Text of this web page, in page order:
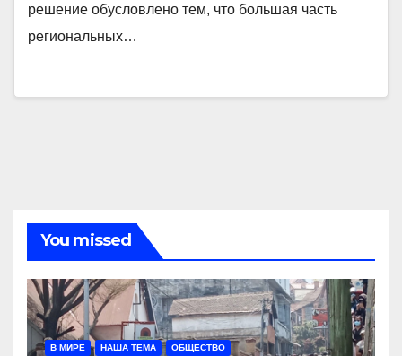
решение обусловлено тем, что большая часть
региональных…
You missed
В МИРЕ НАША ТЕМА ОБЩЕСТВО